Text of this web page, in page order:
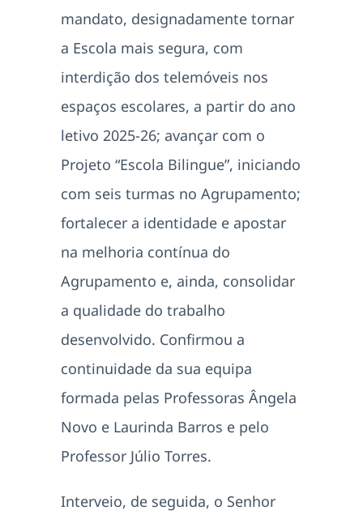
mandato, designadamente tornar
a Escola mais segura, com
interdição dos telemóveis nos
espaços escolares, a partir do ano
letivo 2025-26; avançar com o
Projeto “Escola Bilingue”, iniciando
com seis turmas no Agrupamento;
fortalecer a identidade e apostar
na melhoria contínua do
Agrupamento e, ainda, consolidar
a qualidade do trabalho
desenvolvido. Confirmou a
continuidade da sua equipa
formada pelas Professoras Ângela
Novo e Laurinda Barros e pelo
Professor Júlio Torres.
Interveio, de seguida, o Senhor